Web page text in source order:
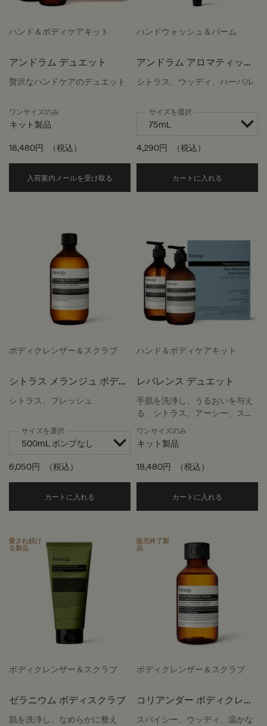
ハンド＆ボディケアキット
アンドラム デュエット
贅沢なハンドケアのデュエット
ワンサイズのみ
キット製品
18,480円 （税込）
入荷案内メールを受け取る アンドラム デュエット が利用可能な場
ハンドウォッシュ＆バーム
アンドラム アロマティック
ハンドバーム
シトラス、ウッディ、ハーバル
サイズを選択
4,290円 （税込）
カートに入れる
ボディクレンザー＆スクラブ
シトラス メランジュ ボディ
クレンザー
シトラス、フレッシュ
サイズを選択
6,050円 （税込）
カートに入れる Add the シトラス メランジュ ボディクレン
ハンド＆ボディケアキット
レバレンス デュエット
手肌を洗浄し、うるおいを与え
る、シトラス、アーシー、スモ
ーキーな香りのデュオ
ワンサイズのみ
キット製品
18,480円 （税込）
カートに入れる
愛され続け
る製品
ボディクレンザー＆スクラブ
ゼラニウム ボディスクラブ
肌を洗浄し、なめらかに整え
販売終了製
品
ボディクレンザー＆スクラブ
コリアンダー ボディクレン
ザー
スパイシー、ウッディ、温かな